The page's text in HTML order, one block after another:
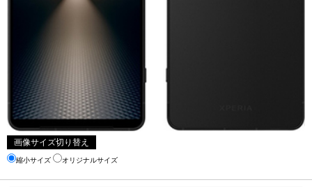
画像サイズ切り替え
縮小サイズ オリジナルサイズ